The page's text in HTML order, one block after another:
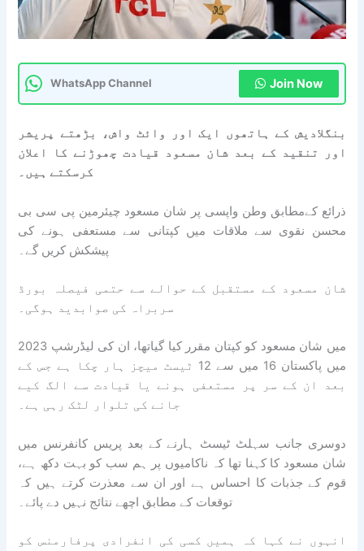
WhatsApp Channel Join Now
بنگلادیش کے ہاتھوں ایک اور وائٹ واش، بڑھتے پریشر
اور تنقید کے بعد شان مسعود قیادت چھوڑنے کا اعلان
کرسکتے ہیں۔
ذرائع کےمطابق وطن واپسی پر شان مسعود چیئرمین پی سی بی
محسن نقوی سے ملاقات میں کپتانی سے مستعفی ہونے کی
پیشکش کریں گے۔
شان مسعود کے مستقبل کے حوالے سے حتمی فیصلہ بورڈ
سربراہ کی صوابدید ہوگی۔
2023 میں شان مسعود کو کپتان مقرر کیا گیاتھا، ان کی لیڈرشپ
میں پاکستان 16 میں سے 12 ٹیسٹ میچز ہار چکا ہے جس کے
بعد ان کے سر پر مستعفی ہونے یا قیادت سے الگ کیے
جانے کی تلوار لٹک رہی ہے۔
دوسری جانب سہلٹ ٹیسٹ ہارنے کے بعد پریس کانفرنس میں
شان مسعود کا کہنا تھا کہ ناکامیوں پر ہم سب کو بہت دکھ ہے،
قوم کے جذبات کا احساس ہے اور ان سے معذرت کرتے ہیں کہ
توقعات کے مطابق اچھے نتائج نہیں دے پائے۔
انہوں نے کہا کہ ہمیں کسی کی انفرادی پرفارمنس کو